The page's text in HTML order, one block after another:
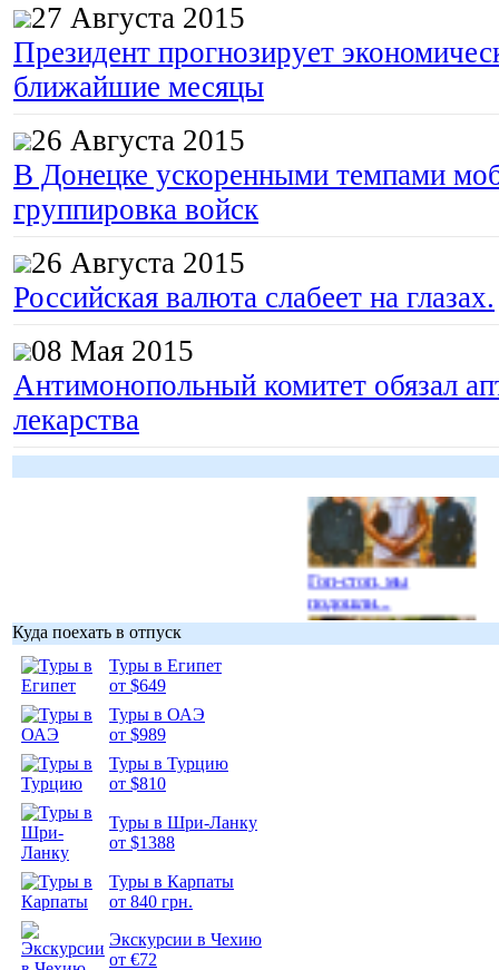
27 Августа 2015
Президент прогнозирует
ближайшие месяцы
26 Августа 2015
В Донецке ускоренными темпами
группировка войск
26 Августа 2015
Российская валюта слабеет на глазах.
08 Мая 2015
Антимонопольный комитет обязал
лекарства
Гоп-стоп, мы
подошли...
Куда поехать в отпуск
Туры в Египет
от $649
Туры в ОАЭ
от $989
Туры в Турцию
от $810
Туры в Шри-Ланку
от $1388
Туры в Карпаты
от 840 грн.
Экскурсии в Чехию
от €72